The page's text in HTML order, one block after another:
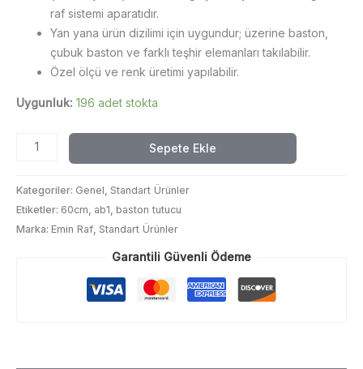
raf sistemi aparatıdır.
Yan yana ürün dizilimi için uygundur; üzerine baston,
çubuk baston ve farklı teşhir elemanları takılabilir.
Özel ölçü ve renk üretimi yapılabilir.
Uygunluk: 196 adet stokta
60cm
Sepete Ekle
Kategoriler: Genel, Standart Ürünler
Etiketler: 60cm, ab1, baston tutucu
Marka: Emin Raf, Standart Ürünler
Garantili Güvenli Ödeme